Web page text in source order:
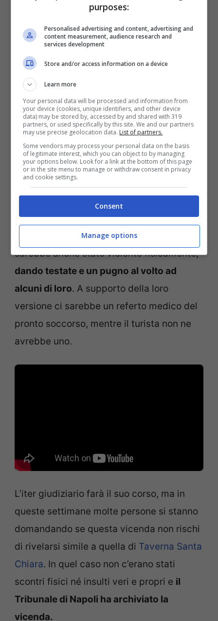
Anche loro hanno denunciato l’accaduto
alla Procura di Milano.
Secondo questa versione, affidata a Il
Fatto Quotidiano, a iniziare la lite sarebbe
stato proprio il francese, definendoli “figli
di p*****a palestinesi” e “terroristi“.Forse
perché li aveva sentiti parlare in arabo. O
forse, aveva semplicemente notato che
alcune donne presenti “indossavano
ciondoli raffiguranti la cartina geografica
Oltre a insultare, il cinquantaduenne
sarebbe anche stato violento fisicamente,
dando testate e un pugno al volto ad
alcuni di loro. A supporto della loro
versione ci sarebbe un referto medico del
pronto soccorso, mentre il turista non ne
avrebbe uno.
L’iter giudiziario farà il suo corso, ma in
queste settimane molte persone si stanno
domandando se questa vicenda non rischi
di rivelarsi simile a quella di Taverna Santa
Chiara. In quel caso non c’erano stati
scontri fisici né insulti veri e propri e il
Tribunale di Napoli ha archiviato la
vicenda.
purposes:
Personalised advertising and content, advertising and
content measurement, audience research and
services development
Store and/or access information on a device
Learn more
Your personal data will be processed and information from
your device (cookies, unique identifiers, and other device
data) may be stored by, accessed by and shared with 319
partners, or used specifically by this site. We and our partners
may use precise geolocation data. List of partners.
Some vendors may process your personal data on the basis
of legitimate interest, which you can object to by managing
your options below. Look for a link at the bottom of this page
or in the site menu to manage or withdraw consent in privacy
and cookie settings.
Consent
Manage options